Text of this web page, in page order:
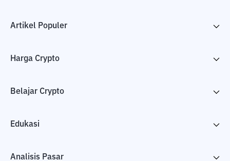
Artikel Populer
Harga Crypto
Belajar Crypto
Edukasi
Analisis Pasar